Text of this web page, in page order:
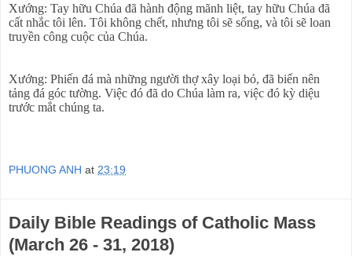
Xướng: Tay hữu Chúa đã hành động mãnh liệt, tay hữu Chúa đã
cất nhắc tôi lên. Tôi không chết, nhưng tôi sẽ sống, và tôi sẽ loan
truyền công cuộc của Chúa.
Xướng: Phiến đá mà những người thợ xây loại bỏ, đã biến nên
tảng đá góc tường. Việc đó đã do Chúa làm ra, việc đó kỳ diệu
trước mắt chúng ta.
PHUONG ANH at 23:19
Daily Bible Readings of Catholic Mass
(March 26 - 31, 2018)